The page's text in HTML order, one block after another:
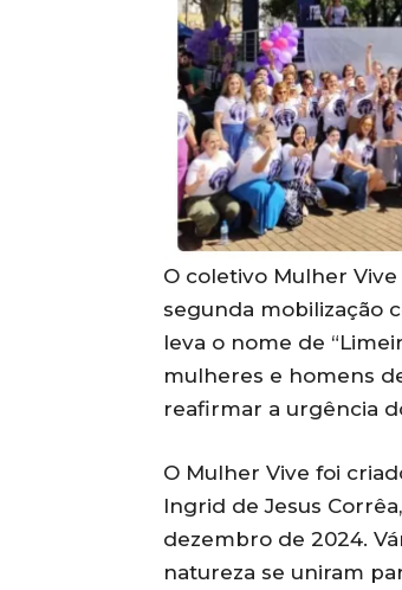
O coletivo Mulher Vive
segunda mobilização
leva o nome de
mulheres e homens
reafirmar a urgência
O Mulher Vive foi
Ingrid de Jesus
dezembro de 2024.
natureza se uniram